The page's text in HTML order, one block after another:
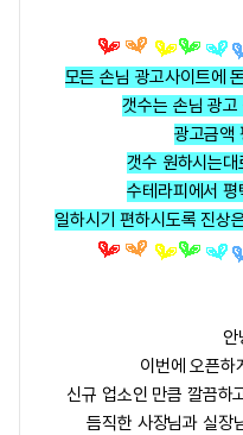
모든 손님 광고사이트에
갯수는 손님 광
광고금액
갯수 원하시는
수테라피에서
일하시기 편하시도록 진상
안
이번에 오픈
신규 업소인 만큼 깔끔하
듬직한 사장님과 실장